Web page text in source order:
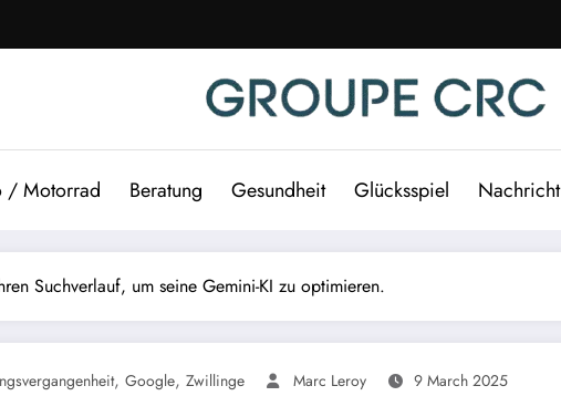
/ Motorrad Beratung Gesundheit Glücksspiel Nachricht
Suchverlauf, um seine Gemini-KI zu optimieren.
, Google, Zwillinge Marc Leroy 9 March 2025